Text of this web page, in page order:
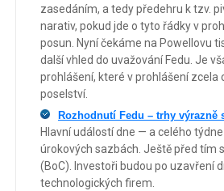
zasedáním, a tedy předehru k tzv.
narativ, pokud jde o tyto řádky v
posun. Nyní čekáme na Powellovu
další vhled do uvažování Fedu. Je
prohlášení, které v prohlášení zcela
poselství.
Rozhodnutí Fedu – trhy
Hlavní událostí dne — a celého
úrokových sazbách. Ještě před tím
(BoC). Investoři budou po uzavření
technologických firem.